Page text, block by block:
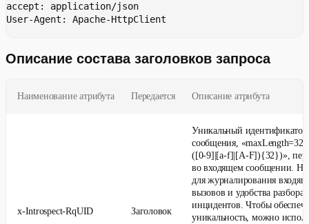
accept: application/json
User-Agent: Apache-HttpClient
Описание состава заголовков запроса
Наименование атрибута Передается Описание атрибута
x-Introspect-RqUID Заголовок
Уникальный идентификатор
сообщения, «maxLength=32
([0-9]|[a-f]|[A-F]){32})»,
во входящем сообщении.
для журналирования
вызовов и удобства разбора
инцидентов. Чтобы
уникальность, можно